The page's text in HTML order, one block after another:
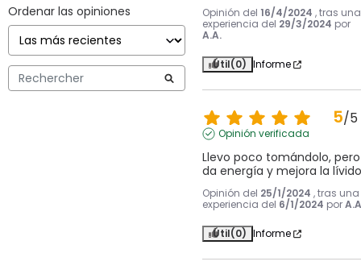
Ordenar las opiniones Opinión del 16/4/2024 , tras una
experiencia del 29/3/2024 por
A.A.
Útil(0) Informe
5/5
Opinión verificada
Llevo poco tomándolo, pero
da energía y mejora la lívido
Opinión del 25/1/2024 , tras una
experiencia del 6/1/2024 por
Útil(0) Informe